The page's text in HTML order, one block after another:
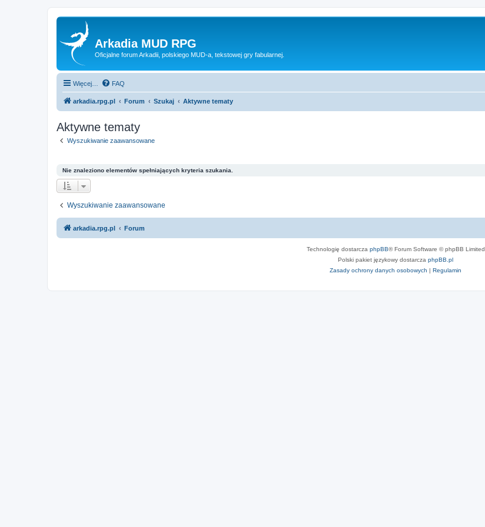
Arkadia MUD RPG
Oficjalne forum Arkadii, polskiego MUD-a, tekstowej gry fabularnej.
Więcej… FAQ
arkadia.rpg.pl Forum Szukaj Aktywne tematy
Aktywne tematy
Wyszukiwanie zaawansowane
Nie znaleziono elementów spełniających kryteria szukania.
Wyszukiwanie zaawansowane
arkadia.rpg.pl Forum
Technologię dostarcza phpBB® Forum Software © phpBB Limited
Polski pakiet językowy dostarcza phpBB.pl
Zasady ochrony danych osobowych | Regulamin